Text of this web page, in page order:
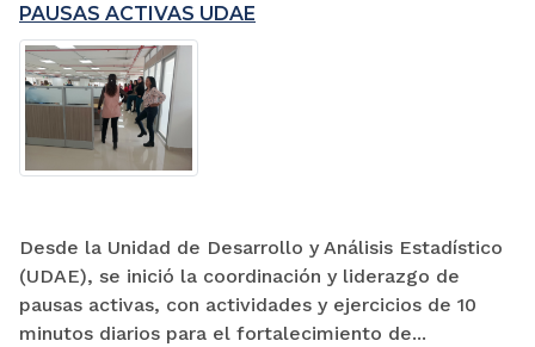
PAUSAS ACTIVAS UDAE
Desde la Unidad de Desarrollo y Análisis Estadístico
(UDAE), se inició la coordinación y liderazgo de
pausas activas, con actividades y ejercicios de 10
minutos diarios para el fortalecimiento de...